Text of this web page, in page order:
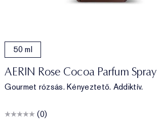
50 ml
AERIN Rose Cocoa Parfum Spray
Gourmet rózsás. Kényeztető. Addiktív.
(0)